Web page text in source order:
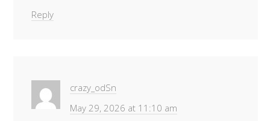
Reply
crazy_odSn
May 29, 2026 at 11:10 am